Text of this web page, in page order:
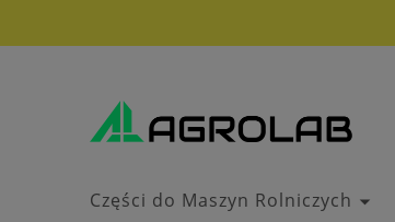
Części do Maszyn Rolniczych